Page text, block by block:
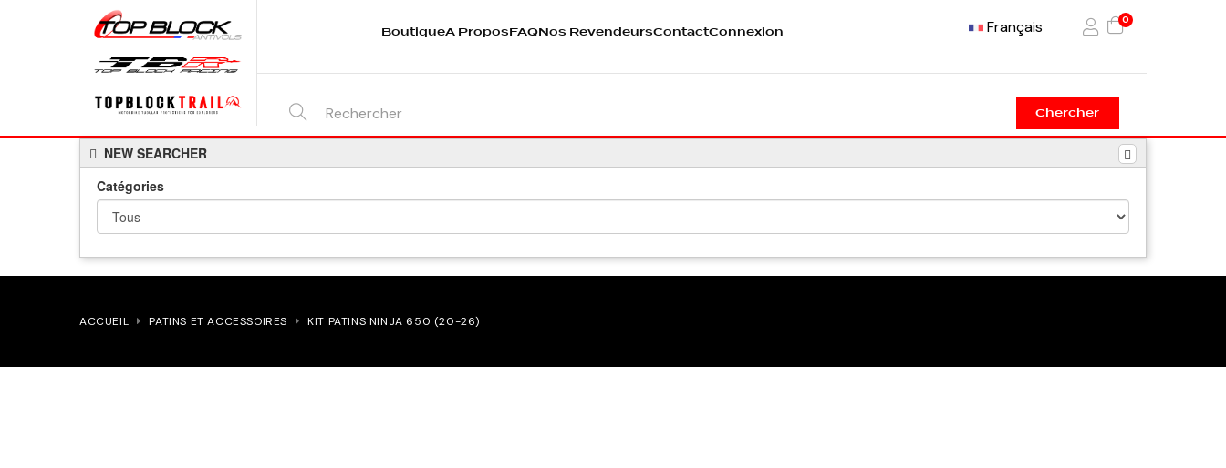
BoutiqueA ProposFAQNos RevendeursContactConnexion Français 0
Chercher
NEW SEARCHER
Catégories
ACCUEIL PATINS ET ACCESSOIRES KIT PATINS NINJA 650 (20-26)